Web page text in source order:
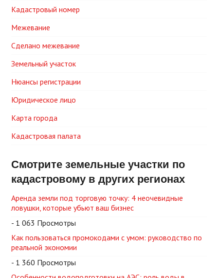
Кадастровый номер
Межевание
Сделано межевание
Земельный участок
Нюансы регистрации
Юридическое лицо
Карта города
Кадастровая палата
Смотрите земельные участки по
кадастровому в других регионах
Аренда земли под торговую точку: 4 неочевидные
ловушки, которые убьют ваш бизнес
- 1 063 Просмотры
Как пользоваться промокодами с умом: руководство по
реальной экономии
- 1 360 Просмотры